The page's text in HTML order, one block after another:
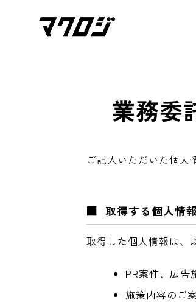
業務委
ご記入いただいた個人
■ 取得する個人情報
取得した個人情報は、
PR案件、広告
施策内容のご